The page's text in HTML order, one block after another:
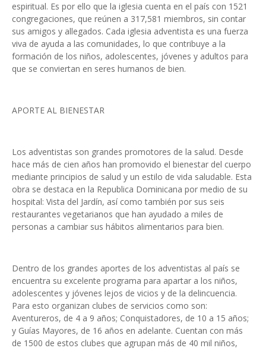
espiritual. Es por ello que la iglesia cuenta en el país con 1521
congregaciones, que reúnen a 317,581 miembros, sin contar
sus amigos y allegados. Cada iglesia adventista es una fuerza
viva de ayuda a las comunidades, lo que contribuye a la
formación de los niños, adolescentes, jóvenes y adultos para
que se conviertan en seres humanos de bien.
APORTE AL BIENESTAR
Los adventistas son grandes promotores de la salud. Desde
hace más de cien años han promovido el bienestar del cuerpo
mediante principios de salud y un estilo de vida saludable. Esta
obra se destaca en la Republica Dominicana por medio de su
hospital: Vista del Jardín, así como también por sus seis
restaurantes vegetarianos que han ayudado a miles de
personas a cambiar sus hábitos alimentarios para bien.
Dentro de los grandes aportes de los adventistas al país se
encuentra su excelente programa para apartar a los niños,
adolescentes y jóvenes lejos de vicios y de la delincuencia.
Para esto organizan clubes de servicios como son:
Aventureros, de 4 a 9 años; Conquistadores, de 10 a 15 años;
y Guías Mayores, de 16 años en adelante. Cuentan con más
de 1500 de estos clubes que agrupan más de 40 mil niños,